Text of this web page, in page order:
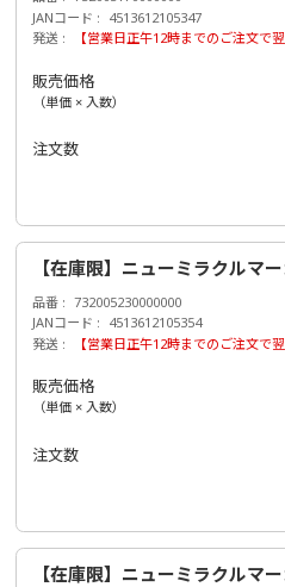
JANコード
4513612105347
発送
【営業日正午12時までのご注文で
販売価格
（単価 × 入数）
注文数
【在庫限】ニューミラクルマ
品番
732005230000000
JANコード
4513612105354
発送
【営業日正午12時までのご注文で
販売価格
（単価 × 入数）
注文数
【在庫限】ニューミラクルマ